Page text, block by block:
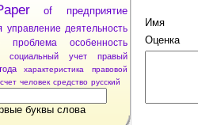
of
предприятие
управление деятельность
проблема особенность
социальный учет
правый
характеристика
правовой
человек средство русский
буквы слова
Имя
Оценка